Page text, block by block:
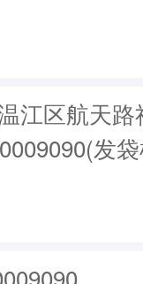
江区航天
发